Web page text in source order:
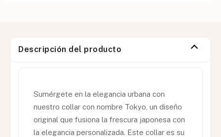
Descripción del producto
Sumérgete en la elegancia urbana con
nuestro collar con nombre Tokyo, un diseño
original que fusiona la frescura japonesa con
la elegancia personalizada. Este collar es su